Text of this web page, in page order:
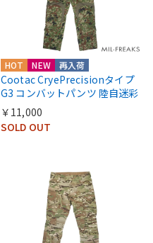
HOT NEW 再入荷
Cootac CryePrecisionタイプ
G3 コンバットパンツ 陸自迷彩
￥11,000
SOLD OUT